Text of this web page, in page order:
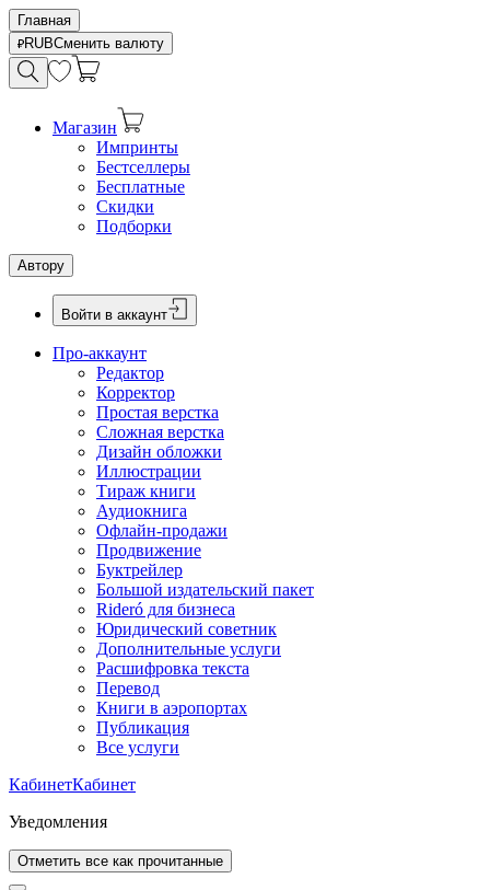
Главная
RUBСменить валюту
Магазин
Импринты
Бестселлеры
Бесплатные
Скидки
Подборки
Автору
Войти в аккаунт
Про-аккаунт
Редактор
Корректор
Простая верстка
Сложная верстка
Дизайн обложки
Иллюстрации
Тираж книги
Аудиокнига
Офлайн-продажи
Продвижение
Буктрейлер
Большой издательский пакет
Rideró для бизнеса
Юридический советник
Дополнительные услуги
Расшифровка текста
Перевод
Книги в аэропортах
Публикация
Все услуги
КабинетКабинет
Уведомления
Отметить все как прочитанные